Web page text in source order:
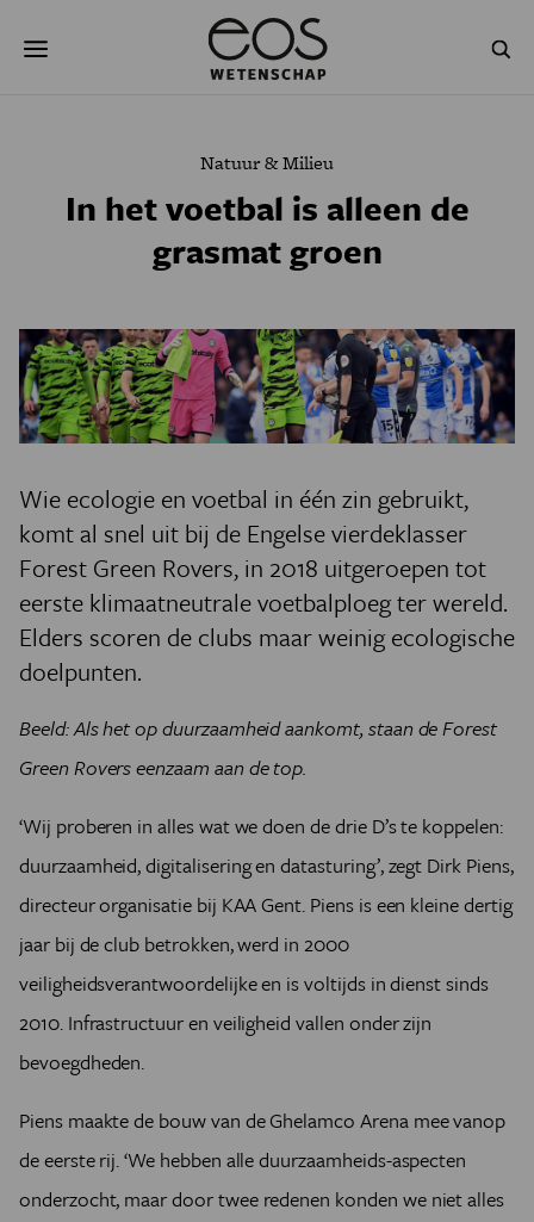
naar
NATUURWETENSCHAPPEN GESCHIEDENIS
PODCAST AGENDA
JONGE UITDAGERS
Natuur & Milieu
In het voetbal is alleen de
grasmat groen
Wie ecologie en voetbal in één zin gebruikt,
komt al snel uit bij de Engelse vierdeklasser
Forest Green Rovers, in 2018 uitgeroepen tot
eerste klimaatneutrale voetbalploeg ter wereld.
Elders scoren de clubs maar weinig ecologische
doelpunten.
Beeld: Als het op duurzaamheid aankomt, staan de Forest
Green Rovers eenzaam aan de top.
‘Wij proberen in alles wat we doen de drie D’s te koppelen:
duurzaamheid, digitalisering en datasturing’, zegt Dirk Piens,
directeur organisatie bij KAA Gent. Piens is een kleine dertig
jaar bij de club betrokken, werd in 2000
veiligheidsverantwoordelijke en is voltijds in dienst sinds
2010. Infrastructuur en veiligheid vallen onder zijn
bevoegdheden.
Piens maakte de bouw van de Ghelamco Arena mee vanop
de eerste rij. ‘We hebben alle duurzaamheids-aspecten
onderzocht, maar door twee redenen konden we niet alles